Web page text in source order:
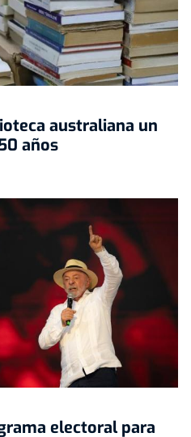
australiana un
años
electoral para